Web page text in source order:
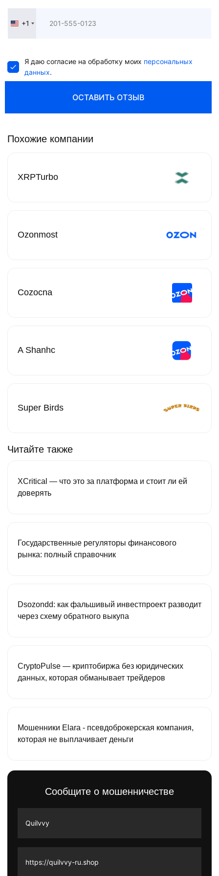
United
+1
Я даю согласие на обработку моих персональных
данных.
ОСТАВИТЬ ОТЗЫВ
Похожие компании
XRPTurbo
Ozonmost
Cozocna
A Shanhc
Super Birds
Читайте также
XCritical — что это за платформа и стоит ли ей
доверять
Государственные регуляторы финансового
рынка: полный справочник
Dsozondd: как фальшивый инвестпроект разводит
через схему обратного выкупа
CryptoPulse — криптобиржа без юридических
данных, которая обманывает трейдеров
Мошенники Elara - псевдоброкерская компания,
которая не выплачивает деньги
Сообщите о мошенничестве